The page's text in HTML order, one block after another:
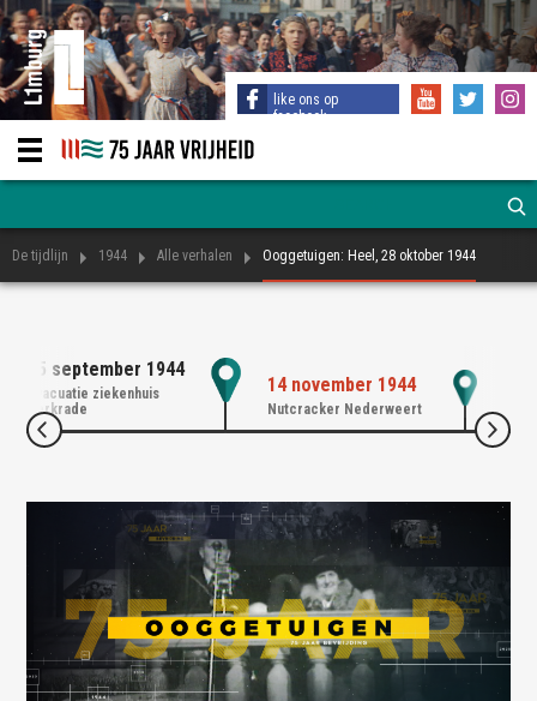
like ons op
facebook
De tijdlijn 1944 Alle verhalen Ooggetuigen: Heel, 28 oktober 1944
25 september 1944
Evacuatie ziekenhuis
Kerkrade
14 november 1944
Nutcracker Nederweert